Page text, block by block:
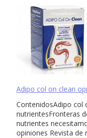
Adipo col on clean
ContenidosAdipo col
nutrientesFronteras
nutrientes
opiniones Revista de